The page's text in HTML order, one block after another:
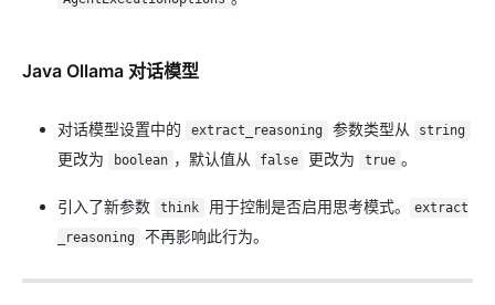
Java Ollama 对话模型
对话模型设置中的 extract_reasoning 参数类型从 string
更改为 boolean ，默认值从 false 更改为 true 。
引入了新参数 think 用于控制是否启用思考模式。
extract
_reasoning
不再影响此行为。